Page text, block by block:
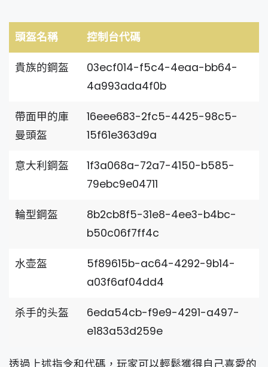
頭盔名稱 控制台代碼
貴族的鋼盔
03ecf014-f5c4-4eaa-bb64-
4a993ada4f0b
帶面甲的庫
曼頭盔
16eee683-2fc5-4425-98c5-
15f61e363d9a
意大利鋼盔
1f3a068a-72a7-4150-b585-
79ebc9e04711
輪型鋼盔
8b2cb8f5-31e8-4ee3-b4bc-
b50c06f7ff4c
水壶盔
5f89615b-ac64-4292-9b14-
a03f6af04dd4
杀手的头盔
6eda54cb-f9e9-4291-a497-
e183a53d259e
透過上述指令和代碼，玩家可以輕鬆獲得自己喜愛的